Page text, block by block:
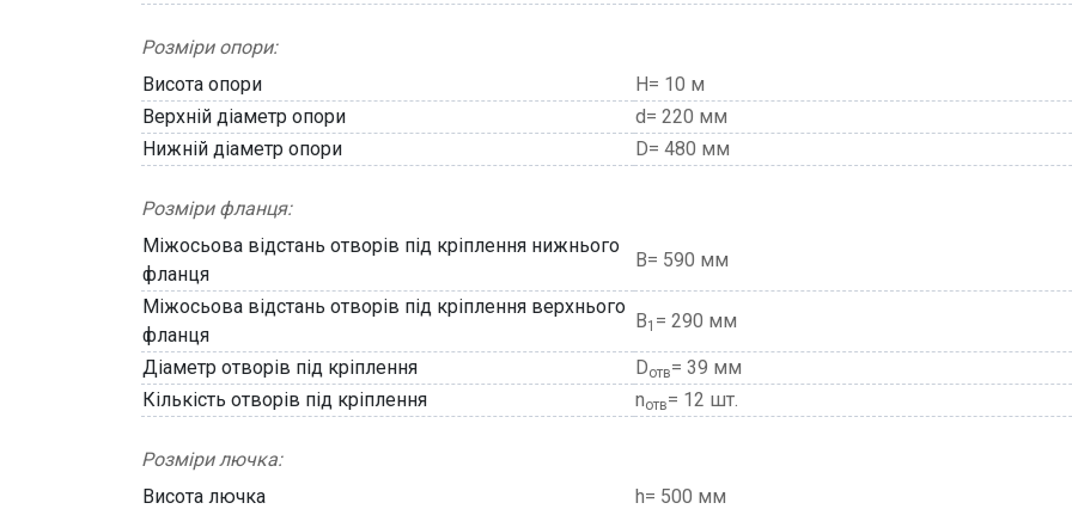
Розміри опори:
Висота опори
H= 10 м
Верхній діаметр опори
d= 220 мм
Нижній діаметр опори
D= 480 мм
Розміри фланця:
Міжосьова відстань отворів під кріплення нижнього
фланця
В= 590 мм
Міжосьова відстань отворів під кріплення верхнього
фланця
В1 = 290 мм
Діаметр отворів під кріплення Dотв= 39 мм
Кількість отворів під кріплення
nотв= 12 шт.
Розміри лючка:
Висота лючка
h= 500 мм